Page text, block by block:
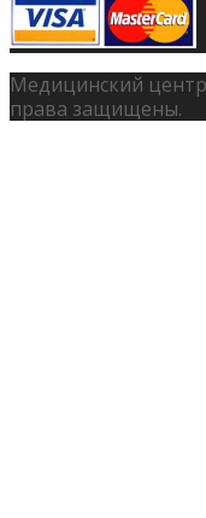
Медицинский
права защищены.